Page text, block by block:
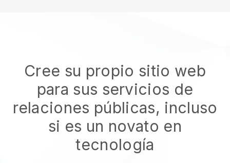
Cree su propio sitio web
para sus servicios de
relaciones públicas, incluso
si es un novato en
tecnología